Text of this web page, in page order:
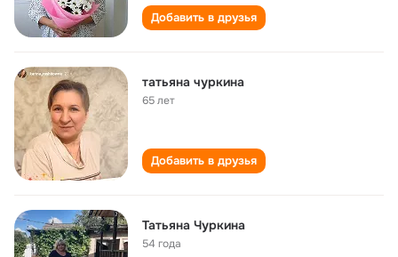
Добавить в друзья
татьяна чуркина
65 лет
Добавить в друзья
Татьяна Чуркина
54 года